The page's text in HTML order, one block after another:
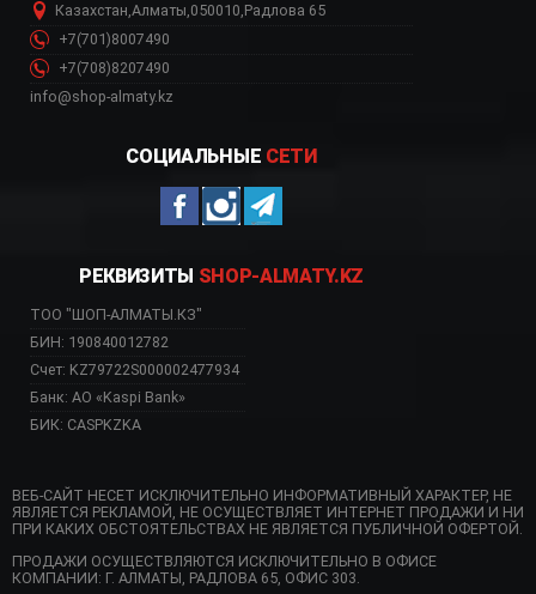
Казахстан,Алматы,050010,Радлова 65
+7(701)8007490
+7(708)8207490
info@shop-almaty.kz
СОЦИАЛЬНЫЕ СЕТИ
РЕКВИЗИТЫ SHOP-ALMATY.KZ
ТОО "ШОП-АЛМАТЫ.КЗ"
БИН: 190840012782
Счет: KZ79722S000002477934
Банк: АО «Kaspi Bank»
БИК: CASPKZKA
ВЕБ-САЙТ НЕСЕТ ИСКЛЮЧИТЕЛЬНО ИНФОРМАТИВНЫЙ ХАРАКТЕР, НЕ
ЯВЛЯЕТСЯ РЕКЛАМОЙ, НЕ ОСУЩЕСТВЛЯЕТ ИНТЕРНЕТ ПРОДАЖИ И НИ
ПРИ КАКИХ ОБСТОЯТЕЛЬСТВАХ НЕ ЯВЛЯЕТСЯ ПУБЛИЧНОЙ ОФЕРТОЙ.
ПРОДАЖИ ОСУЩЕСТВЛЯЮТСЯ ИСКЛЮЧИТЕЛЬНО В ОФИСЕ
КОМПАНИИ: Г. АЛМАТЫ, РАДЛОВА 65, ОФИС 303.